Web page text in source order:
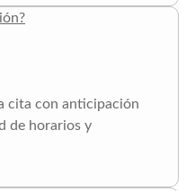
cita con anticipación
de horarios y